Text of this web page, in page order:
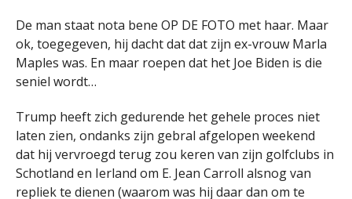
De man staat nota bene OP DE FOTO met haar. Maar
ok, toegegeven, hij dacht dat dat zijn ex-vrouw Marla
Maples was. En maar roepen dat het Joe Biden is die
seniel wordt…
Trump heeft zich gedurende het gehele proces niet
laten zien, ondanks zijn gebral afgelopen weekend
dat hij vervroegd terug zou keren van zijn golfclubs in
Schotland en Ierland om E. Jean Carroll alsnog van
repliek te dienen (waarom was hij daar dan om te